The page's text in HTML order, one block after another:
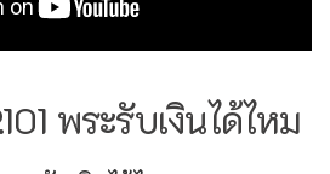
พระรับเงินได้ไหม